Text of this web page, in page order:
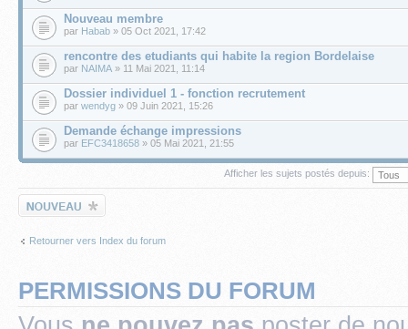
Nouveau membre
par Habab » 05 Oct 2021, 17:42
rencontre des etudiants qui habite la region Bordelaise
par NAIMA » 11 Mai 2021, 11:14
Dossier individuel 1 - fonction recrutement
par wendyg » 09 Juin 2021, 15:26
Demande échange impressions
par EFC3418658 » 05 Mai 2021, 21:55
Afficher les sujets postés depuis:
Écrire un nouveau
sujet
Retourner vers Index du forum
PERMISSIONS DU FORUM